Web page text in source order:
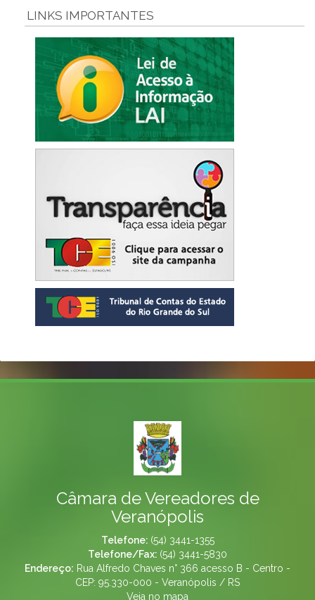
LINKS IMPORTANTES
Câmara de Vereadores de
Veranópolis
Telefone: (54) 3441-1355
Telefone/Fax: (54) 3441-5830
Endereço: Rua Alfredo Chaves n° 366 acesso B - Centro -
CEP: 95.330-000 - Veranópolis / RS
Veja no mapa